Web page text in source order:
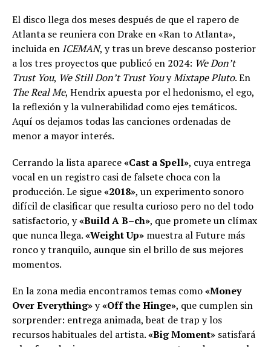
El disco llega dos meses después de que el rapero de
Atlanta se reuniera con Drake en «Ran to Atlanta»,
incluida en ICEMAN, y tras un breve descanso posterior
a los tres proyectos que publicó en 2024: We Don’t
Trust You, We Still Don’t Trust YouyMixtape Pluto. En
The Real Me, Hendrix apuesta por el hedonismo, el ego,
la reflexión y la vulnerabilidad como ejes temáticos.
Aquí os dejamos todas las canciones ordenadas de
menor a mayor interés.
Cerrando la lista aparece«Cast a Spell», cuya entrega
vocal en un registro casi de falsete choca con la
producción. Le sigue«2018», un experimento sonoro
difícil de clasificar que resulta curioso pero no del todo
satisfactorio, y«Build A B–ch», que promete un clímax
que nunca llega.«Weight Up» muestra al Future más
ronco y tranquilo, aunque sin el brillo de sus mejores
momentos.
En la zona media encontramos temas como«Money
Over Everything»y«Off the Hinge», que cumplen sin
sorprender: entrega animada, beat de trap y los
recursos habituales del artista.«Big Moment» satisfará